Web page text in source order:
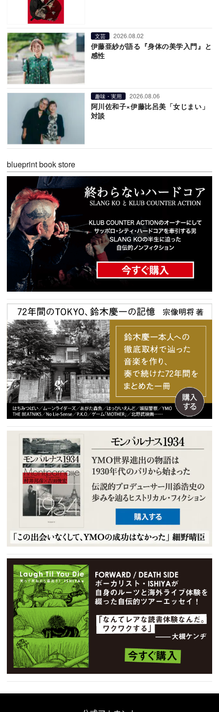
文芸 2026.08.02
伊藤亜紗が語る『身体の美学入門』と
感性
趣味・実用 2026.08.06
阿川佐和子×伊藤比呂美「女じまい」
対談
blueprint book store